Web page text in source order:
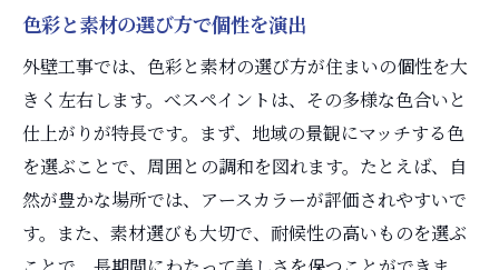
街並みに調和するデザイン選び
べスペイントが持つ潜在的な価値
外壁工事の最新トレンドとべスペイントの技術
革新
最新のべスペイント技術とは
トレンドを反映した外壁デザイン
技術革新がもたらす施工の変化
色彩と素材の選び方で個性を演出
外壁工事では、色彩と素材の選び方が住まいの個性を大
きく左右します。べスペイントは、その多様な色合いと
仕上がりが特長です。まず、地域の景観にマッチする色
を選ぶことで、周囲との調和を図れます。たとえば、自
然が豊かな場所では、アースカラーが評価されやすいで
す。また、素材選びも大切で、耐候性の高いものを選ぶ